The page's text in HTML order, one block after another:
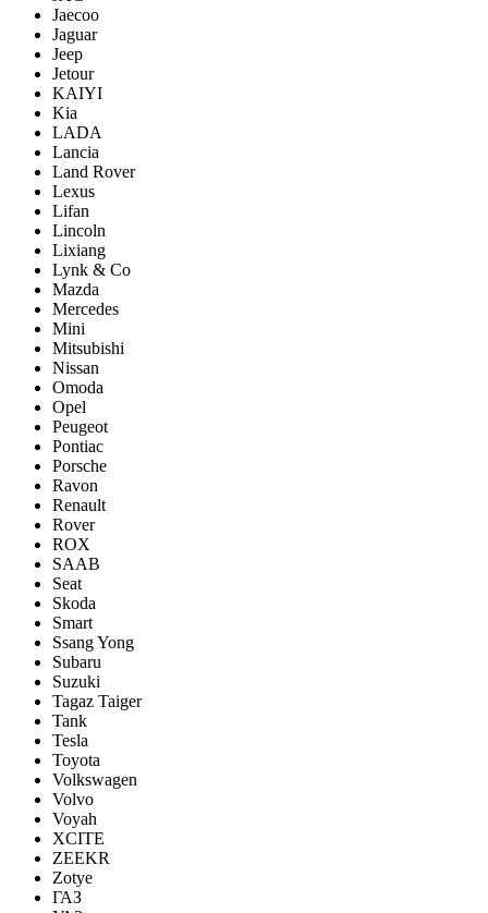
Jaecoo
Jaguar
Jeep
Jetour
KAIYI
Kia
LADA
Lancia
Land Rover
Lexus
Lifan
Lincoln
Lixiang
Lynk & Co
Mazda
Mercedes
Mini
Mitsubishi
Nissan
Omoda
Opel
Peugeot
Pontiac
Porsсhe
Ravon
Renault
Rover
ROX
SAAB
Seat
Skoda
Smart
Ssang Yong
Subaru
Suzuki
Tagaz Taiger
Tank
Tesla
Toyota
Volkswagen
Volvo
Voyah
XCITE
ZEEKR
Zotye
ГАЗ